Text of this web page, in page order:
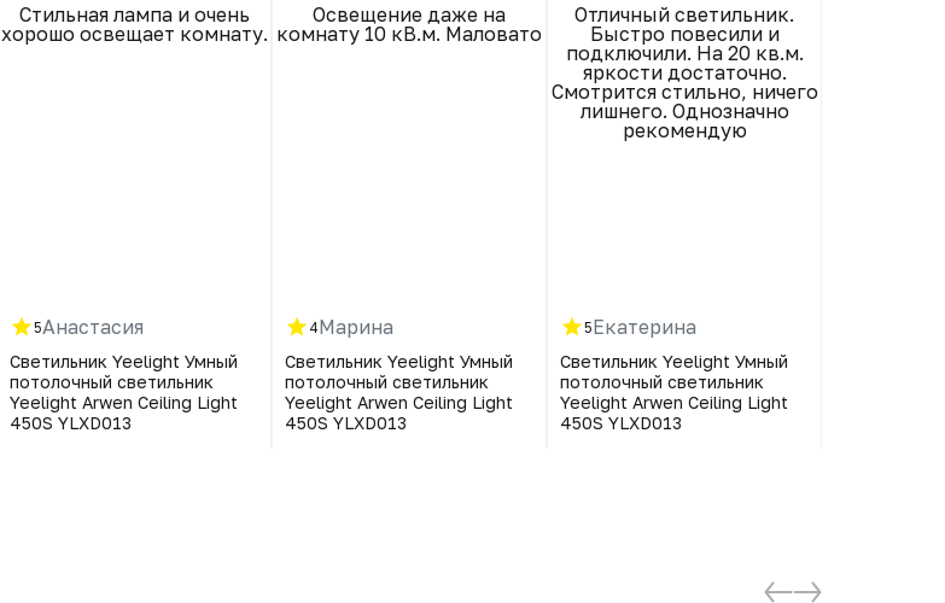
Стильная лампа и очень
хорошо освещает комнату.
5Анастасия
Светильник Yeelight Умный
потолочный светильник
Yeelight Arwen Ceiling Light
450S YLXD013
Освещение даже на
комнату 10 кВ.м. Маловато
4Марина
Светильник Yeelight Умный
потолочный светильник
Yeelight Arwen Ceiling Light
450S YLXD013
Отличный светильник.
Быстро повесили и
подключили. На 20 кв.м.
яркости достаточно.
Смотрится стильно, ничего
лишнего. Однозначно
рекомендую
5Екатерина
Светильник Yeelight Умный
потолочный светильник
Yeelight Arwen Ceiling Light
450S YLXD013